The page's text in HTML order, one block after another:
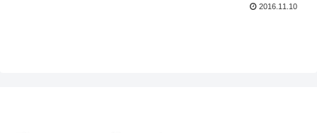
2016.11.10